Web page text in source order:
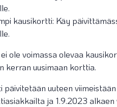
kausikortti: Käy
ole voimassa olevaa
kerran uusimaan korttia.
päivitetään uuteen
ja 1.9.2023